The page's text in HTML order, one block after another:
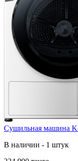
Сушильная машина
В наличии - 1 штук